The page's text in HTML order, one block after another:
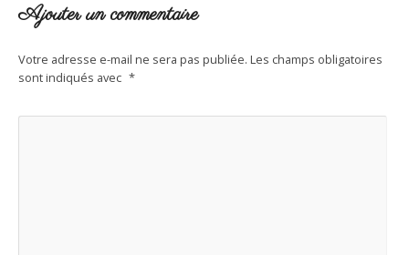
Ajouter un commentaire
Votre adresse e-mail ne sera pas publiée. Les champs obligatoires
sont indiqués avec *